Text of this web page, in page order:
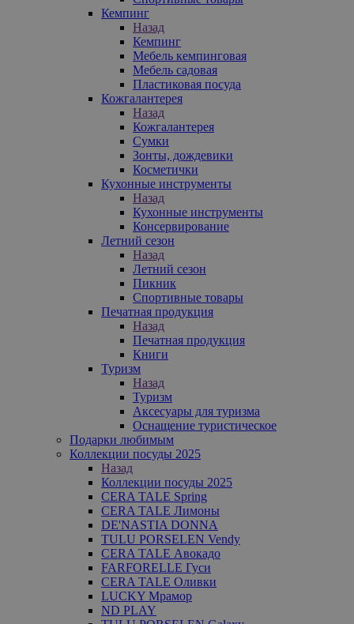
Кемпинг
Назад
Кемпинг
Мебель кемпинговая
Мебель садовая
Пластиковая посуда
Кожгалантерея
Назад
Кожгалантерея
Сумки
Зонты, дождевики
Косметички
Кухонные инструменты
Назад
Кухонные инструменты
Консервирование
Летний сезон
Назад
Летний сезон
Пикник
Спортивные товары
Печатная продукция
Назад
Печатная продукция
Книги
Туризм
Назад
Туризм
Аксесуары для туризма
Оснащение туристическое
Подарки любимым
Коллекции посуды 2025
Назад
Коллекции посуды 2025
CERA TALE Spring
CERA TALE Лимоны
DE'NASTIA DONNA
TULU PORSELEN Vendy
CERA TALE Авокадо
FARFORELLE Гуси
CERA TALE Оливки
LUCKY Мрамор
ND PLAY